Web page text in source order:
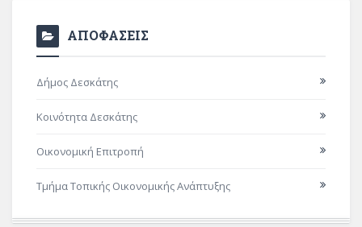
ΑΠΟΦΑΣΕΙΣ
Δήμος Δεσκάτης
Κοινότητα Δεσκάτης
Οικονομική Επιτροπή
Τμήμα Τοπικής Οικονομικής Ανάπτυξης